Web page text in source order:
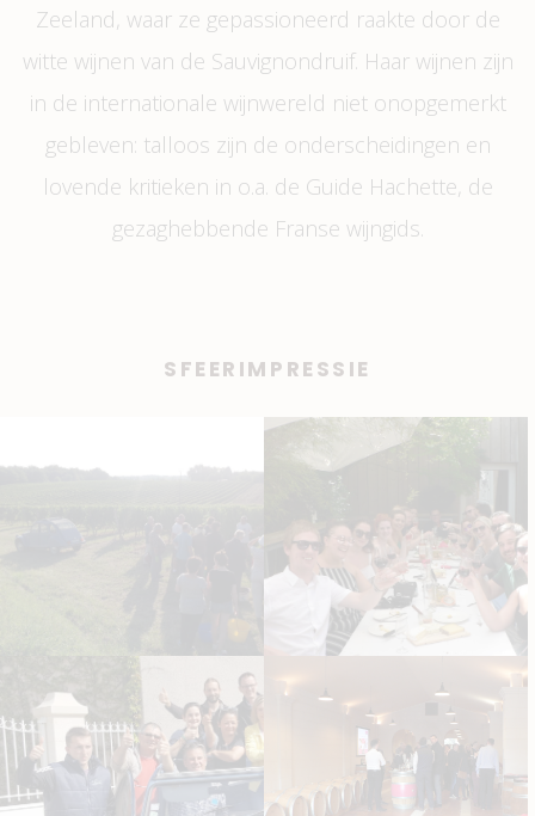
Zeeland, waar ze gepassioneerd raakte door de
witte wijnen van de Sauvignondruif. Haar wijnen zijn
in de internationale wijnwereld niet onopgemerkt
gebleven: talloos zijn de onderscheidingen en
lovende kritieken in o.a. de Guide Hachette, de
gezaghebbende Franse wijngids.
SFEERIMPRESSIE